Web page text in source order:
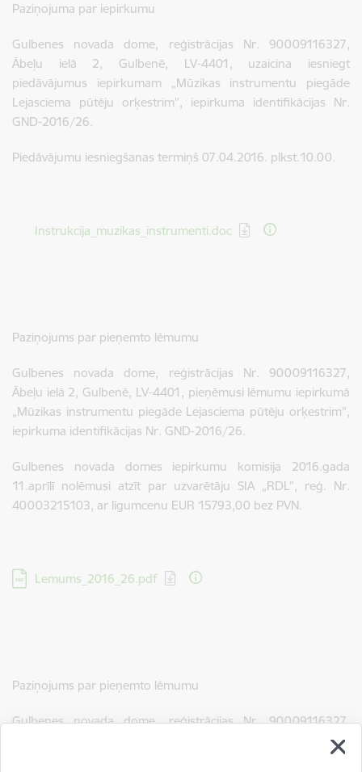
Paziņojuma par iepirkumu
Gulbenes novada dome, reģistrācijas Nr. 90009116327,
Ābeļu ielā 2, Gulbenē, LV-4401, uzaicina iesniegt
piedāvājumus iepirkumam „Mūzikas instrumentu piegāde
Lejasciema pūtēju orķestrim”, iepirkuma identifikācijas Nr.
GND-2016/26.
Piedāvājumu iesniegšanas termiņš 07.04.2016. plkst.10.00.
Lejupielādēt:
Instrukcija_muzikas_instrumenti.doc
Paziņojums par pieņemto lēmumu
Gulbenes novada dome, reģistrācijas Nr. 90009116327,
Ābeļu ielā 2, Gulbenē, LV-4401, pieņēmusi lēmumu iepirkumā
„Mūzikas instrumentu piegāde Lejasciema pūtēju orķestrim”,
iepirkuma identifikācijas Nr. GND-2016/26.
Gulbenes novada domes iepirkumu komisija 2016.gada
11.aprīlī nolēmusi atzīt par uzvarētāju SIA „RDL”, reģ. Nr.
40003215103, ar līgumcenu EUR 15793,00 bez PVN.
Lejupielādēt:
Lemums_2016_26.pdf
Paziņojums par pieņemto lēmumu
Gulbenes novada dome, reģistrācijas Nr. 90009116327,
Ābeļu ielā 2, Gulbenē, LV-4401, pieņēmusi lēmumu iepirkumā
„Mūzikas instrumentu piegāde Lejasciema pūtēju orķestrim”,